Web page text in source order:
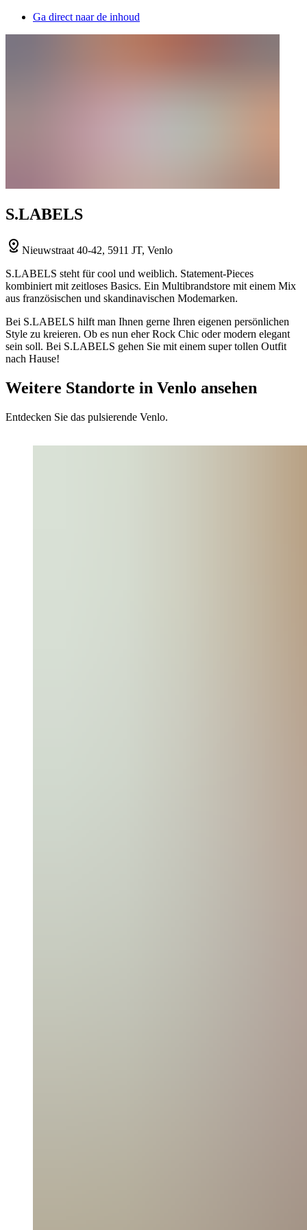
Ga direct naar de inhoud
S.LABELS
Nieuwstraat 40-42, 5911 JT, Venlo
S.LABELS steht für cool und weiblich. Statement-Pieces
kombiniert mit zeitloses Basics. Ein Multibrandstore mit einem Mix
aus französischen und skandinavischen Modemarken.
Bei S.LABELS hilft man Ihnen gerne Ihren eigenen persönlichen
Style zu kreieren. Ob es nun eher Rock Chic oder modern elegant
sein soll. Bei S.LABELS gehen Sie mit einem super tollen Outfit
nach Hause!
Weitere Standorte in Venlo ansehen
Entdecken Sie das pulsierende Venlo.